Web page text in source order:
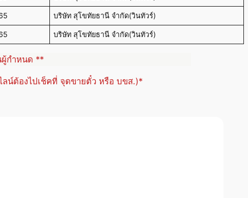
บริษัท สุโขทัยธานี จำกัด(วินทัวร์)
บริษัท สุโขทัยธานี จำกัด(วินทัวร์)
ผู้กำหนด **
ลน์ต้องไปเช็คที่ จุดขายตั๋ว หรือ บขส.)*